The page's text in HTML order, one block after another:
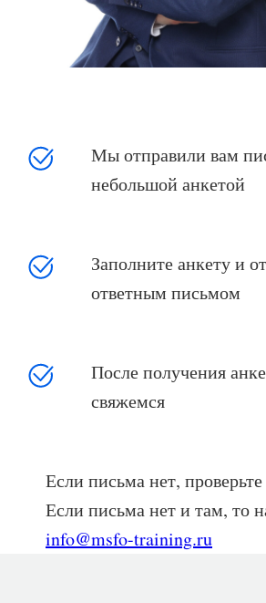
Мы отправили вам
небольшой анкетой
Заполните анкету и
ответным письмом
После получения
свяжемся
Если письма нет,
Если письма нет и там, то
info@msfo-training.ru